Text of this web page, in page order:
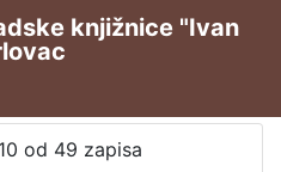
knjižnice "Ivan
od 49 zapisa